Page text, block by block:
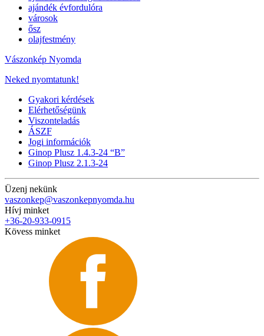
ajándék évfordulóra
városok
ősz
olajfestmény
Vászonkép Nyomda
Neked nyomtatunk!
Gyakori kérdések
Elérhetőségünk
Viszonteladás
ÁSZF
Jogi információk
Ginop Plusz 1.4.3-24 “B”
Ginop Plusz 2.1.3-24
Üzenj nekünk
vaszonkep@vaszonkepnyomda.hu
Hívj minket
+36-20-933-0915
Kövess minket